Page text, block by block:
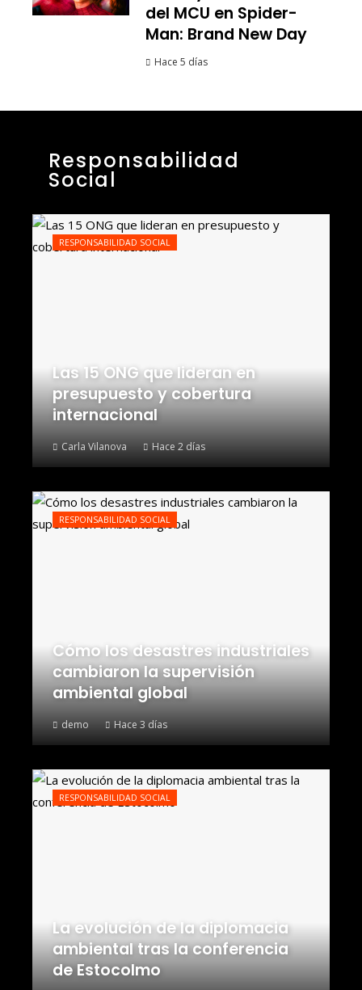
del MCU en Spider-
Man: Brand New Day
Hace 5 días
Responsabilidad
Social
RESPONSABILIDAD SOCIAL
Las 15 ONG que lideran en
presupuesto y cobertura
internacional
Carla Vilanova Hace 2 días
RESPONSABILIDAD SOCIAL
Cómo los desastres industriales
cambiaron la supervisión
ambiental global
demo Hace 3 días
RESPONSABILIDAD SOCIAL
La evolución de la diplomacia
ambiental tras la conferencia
de Estocolmo